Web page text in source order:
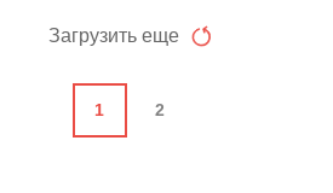
Загрузить еще
1 2